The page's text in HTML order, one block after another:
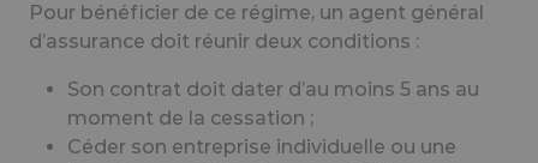
Pour bénéficier de ce régime, un agent général
d’assurance doit réunir deux conditions :
Son contrat doit dater d’au moins 5 ans au
moment de la cessation ;
Céder son entreprise individuelle ou une